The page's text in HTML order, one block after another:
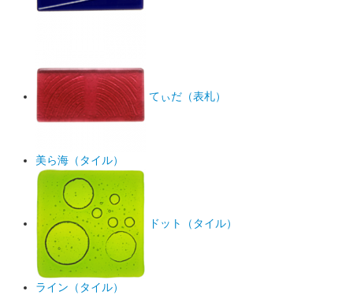
てぃだ（表札）
美ら海（タイル）
ドット（タイル）
ライン（タイル）